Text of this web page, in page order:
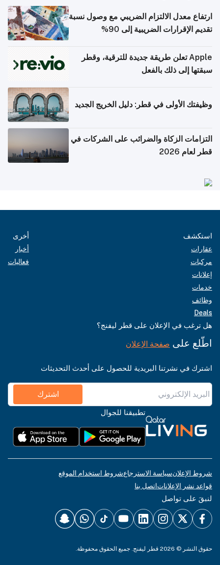
ارتفاع معدل الالتزام الضريبي مع وصول نسبة
تقديم الإقرارات الضريبية إلى 90%
Apple تعلن طريقة جديدة للترقية، وقطر
سبقتها إلى ذلك بالفعل
وظيفتك الأولى في قطر: دليل الخريج الجديد
التزامات الزكاة والضرائب على الشركات في
قطر لعام 2026
استكشف
عقارات
مركبات
إعلانات
خدمات
وظائف
Deals
أخرى
أخبار
فعاليات
هل ترغب في الإعلان على قطر ليفنج؟
اطّلع على صفحة الإعلان
اشترك في نشرتنا البريدية للحصول على أحدث التحديثات
اشترك
تطبيقنا للجوال
شروط الإعلانسياسة الاسترجاعشروط استخدام الموقع
قواعد نشر الإعلاناتاتصل بنا
لنبقَ على تواصل
حقوق النشر © 2026 قطر ليفنج. جميع الحقوق محفوظة.